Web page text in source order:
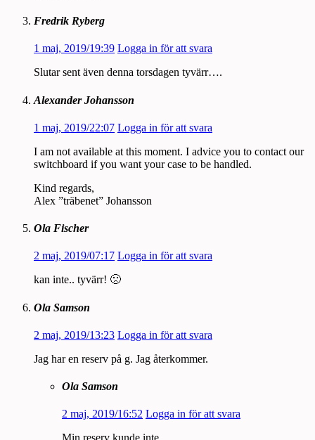
Fredrik Ryberg
1 maj, 2019/19:39 Logga in för att svara
Slutar sent även denna torsdagen tyvärr….
Alexander Johansson
1 maj, 2019/22:07 Logga in för att svara
I am not available at this moment. I advice you to contact our
switchboard if you want your case to be handled.
Kind regards,
Alex ”träbenet” Johansson
Ola Fischer
2 maj, 2019/07:17 Logga in för att svara
kan inte.. tyvärr! 🙁
Ola Samson
2 maj, 2019/13:23 Logga in för att svara
Jag har en reserv på g. Jag återkommer.
Ola Samson
2 maj, 2019/16:52 Logga in för att svara